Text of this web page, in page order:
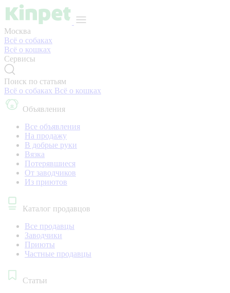
Москва
Всё о собаках
Всё о кошках
Сервисы
Поиск по статьям
Всё о собаках Всё о кошках
Объявления
Все объявления
На продажу
В добрые руки
Вязка
Потерявшиеся
От заводчиков
Из приютов
Каталог продавцов
Все продавцы
Заводчики
Приюты
Частные продавцы
Статьи